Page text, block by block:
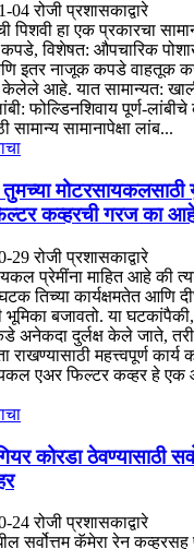
04 रोजी प्रशासकाद्वारे
पिशवी हा एक प्रकारचा
कपडे, विशेषत: औपचारिक
इतर नाजूक कपडे वाहतूक
केलेले आहे. यात सामान्यत:
फोल्डिनशिवाय पूर्ण-
सामान्य सामानापेक्षा लांब...
तुमच्या मोटरसायकलसाठी
कव्हरची गरज का
29 रोजी प्रशासकाद्वारे
प्रेमींना माहित आहे की
तिच्या कार्यक्षमतेत आणि
भूमिका बजावतो. या
अनेकदा दुर्लक्ष केले जाते,
राखण्यासाठी महत्त्वपूर्ण
एअर फिल्टर कव्हर हे
कोरडा ठेवण्यासाठी
24 रोजी प्रशासकाद्वारे
सर्वोत्तम कॅमेरा रेन